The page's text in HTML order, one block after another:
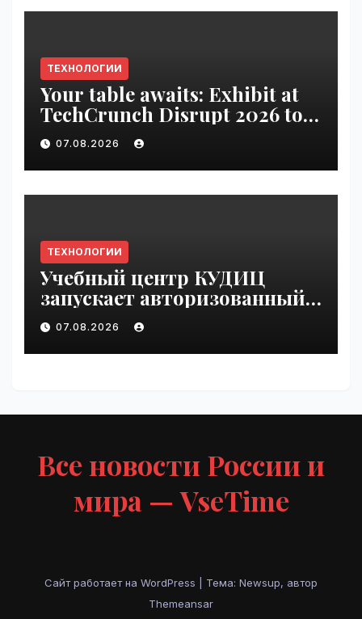
ТЕХНОЛОГИИ
Your table awaits: Exhibit at
TechCrunch Disrupt 2026 to
be seen by thousands |
VseTime.ru
07.08.2026
ТЕХНОЛОГИИ
Учебный центр КУДИЦ
запускает авторизованный
курс по
администрированию Mind
Migrate#guest | VseTime.ru
07.08.2026
Все новости России и
мира — VseTime
Сайт работает на WordPress
Тема: Newsup, автор
Themeansar